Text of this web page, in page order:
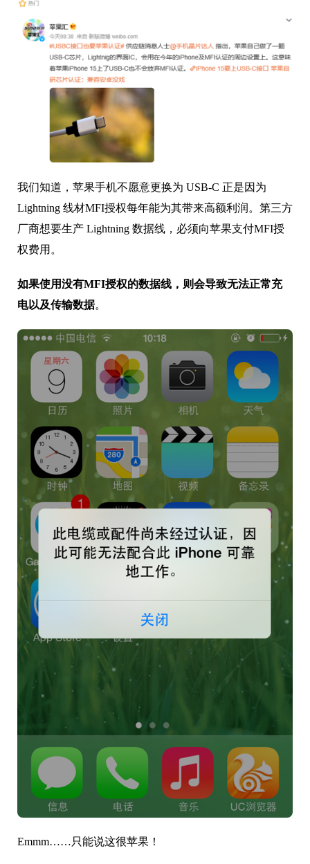
我们知道，苹果手机不愿意更换为 USB-C 正是因为
Lightning 线材MFI授权每年能为其带来高额利润。第三方
厂商想要生产 Lightning 数据线，必须向苹果支付MFI授
权费用。
如果使用没有MFI授权的数据线，则会导致无法正常充
电以及传输数据。
Emmm……只能说这很苹果！